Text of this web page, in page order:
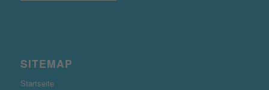
SITEMAP
Startseite